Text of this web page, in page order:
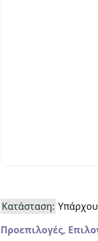
Κατάσταση:
Προεπιλογές,